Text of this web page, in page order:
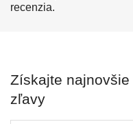
recenzia.
Získajte
zľavy